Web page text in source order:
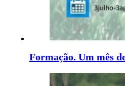
Formação. Um mês